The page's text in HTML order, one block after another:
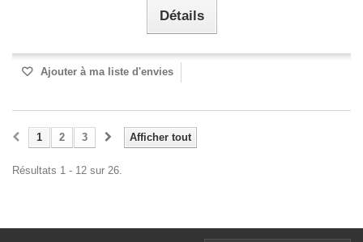
Détails
Ajouter à ma liste d'envies
Afficher tout
1 2 3
Résultats 1 - 12 sur 26.